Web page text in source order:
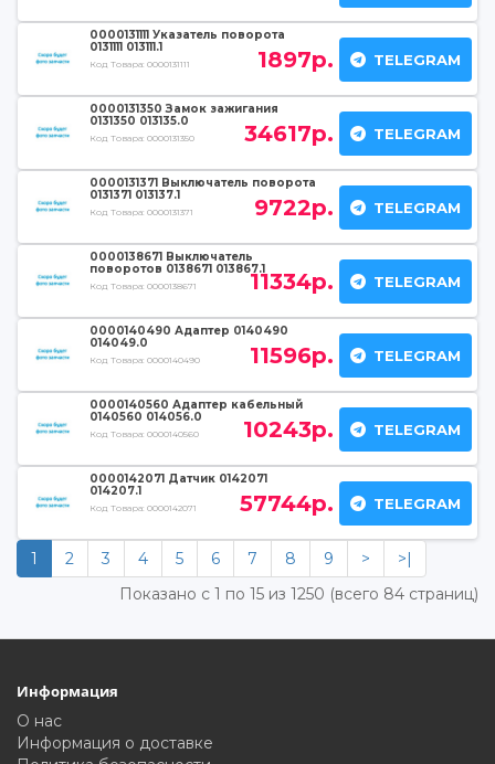
0000131111 Указатель поворота
0131111 013111.1
Код Товара: 0000131111 1897р. TELEGRAM
0000131350 Замок зажигания
0131350 013135.0
Код Товара: 0000131350 34617р. TELEGRAM
0000131371 Выключатель поворота
0131371 013137.1
Код Товара: 0000131371 9722р. TELEGRAM
0000138671 Выключатель
поворотов 0138671 013867.1
Код Товара: 0000138671 11334р. TELEGRAM
0000140490 Адаптер 0140490
014049.0
Код Товара: 0000140490 11596р. TELEGRAM
0000140560 Адаптер кабельный
0140560 014056.0
Код Товара: 0000140560 10243р. TELEGRAM
0000142071 Датчик 0142071
014207.1
Код Товара: 0000142071 57744р. TELEGRAM
1 2 3 4 5 6 7 8 9 >
>|
Показано с 1 по 15 из 1250 (всего 84 страниц)
Информация
О нас
Информация о доставке